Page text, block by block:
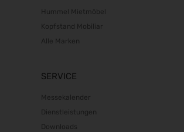
Hummel Mietmöbel
Kopfstand Mobiliar
Alle Marken
SERVICE
Messekalender
Dienstleistungen
Downloads